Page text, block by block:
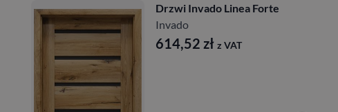
Drzwi Invado Linea Forte
Invado
614,52 zł z VAT